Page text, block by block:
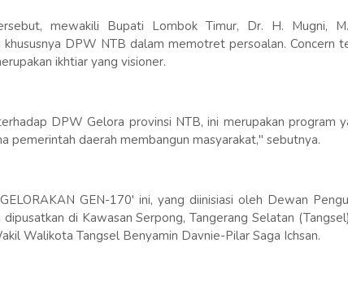
mewakili Bupati Lombok Timur, Dr. H. Mugni,
DPW NTB dalam memotret persoalan. Concern
ikhtiar yang visioner.
DPW Gelora provinsi NTB, ini merupakan program
pemerintah daerah membangun masyarakat," sebutnya.
GEN-170' ini, yang diinisiasi oleh Dewan
di Kawasan Serpong, Tangerang Selatan
Walikota Tangsel Benyamin Davnie-Pilar Saga Ichsan.